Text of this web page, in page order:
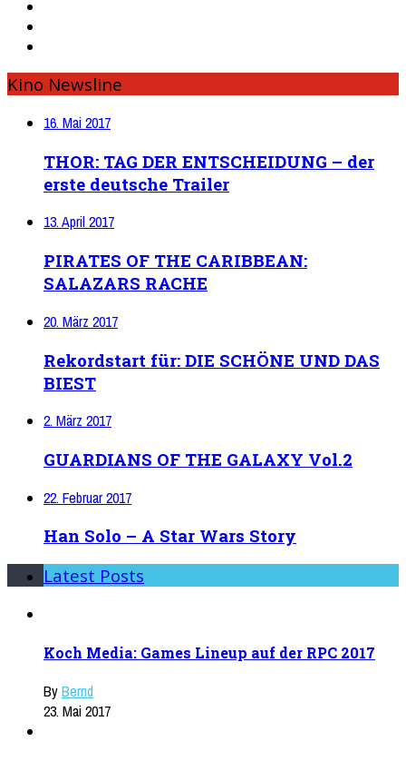
Kino Newsline
16. Mai 2017
THOR: TAG DER ENTSCHEIDUNG – der
erste deutsche Trailer
13. April 2017
PIRATES OF THE CARIBBEAN:
SALAZARS RACHE
20. März 2017
Rekordstart für: DIE SCHÖNE UND DAS
BIEST
2. März 2017
GUARDIANS OF THE GALAXY Vol.2
22. Februar 2017
Han Solo – A Star Wars Story
Latest Posts
Koch Media: Games Lineup auf der RPC 2017
ByBernd
23. Mai 2017